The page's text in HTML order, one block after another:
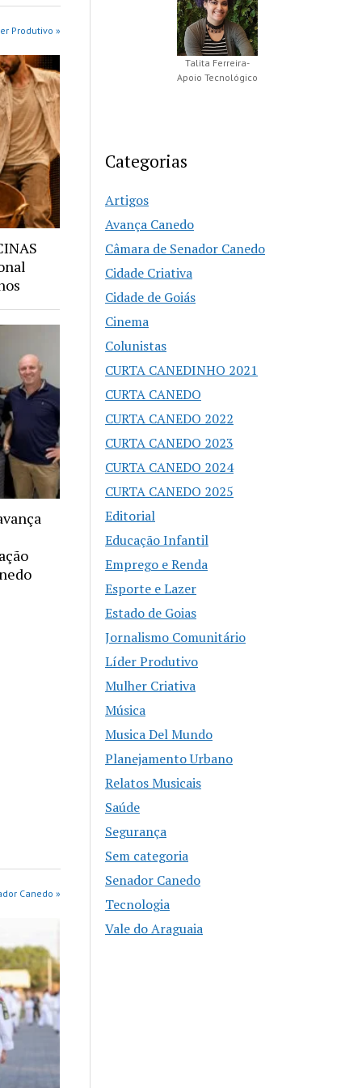
Produtivo »
Canedo »
Talita Ferreira-
Apoio Tecnológico
Categorias
Artigos
Avança Canedo
Câmara de Senador Canedo
Cidade Criativa
Cidade de Goiás
Cinema
Colunistas
CURTA CANEDINHO 2021
CURTA CANEDO
CURTA CANEDO 2022
CURTA CANEDO 2023
CURTA CANEDO 2024
CURTA CANEDO 2025
Editorial
Educação Infantil
Emprego e Renda
Esporte e Lazer
Estado de Goias
Jornalismo Comunitário
Líder Produtivo
Mulher Criativa
Música
Musica Del Mundo
Planejamento Urbano
Relatos Musicais
Saúde
Segurança
Sem categoria
Senador Canedo
Tecnologia
Vale do Araguaia